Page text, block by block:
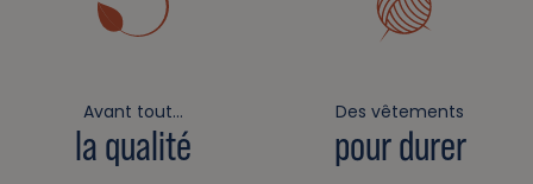
Avant tout…
la qualité
Des vêtements
pour durer